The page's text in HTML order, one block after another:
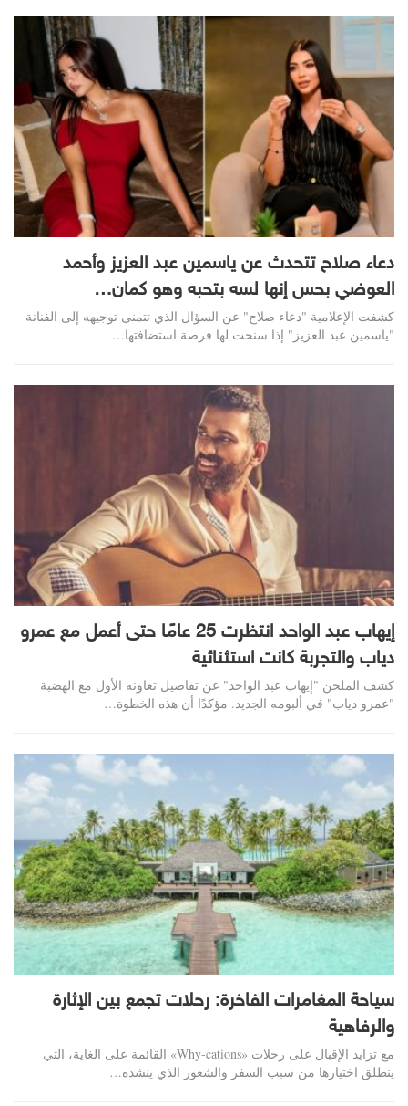
دعاء صلاح تتحدث عن ياسمين عبد العزيز وأحمد
العوضي بحس إنها لسه بتحبه وهو كمان…
كشفت الإعلامية "دعاء صلاح" عن السؤال الذي تتمنى توجيهه إلى الفنانة
"ياسمين عبد العزيز" إذا سنحت لها فرصة استضافتها…
إيهاب عبد الواحد انتظرت 25 عامًا حتى أعمل مع عمرو
دياب والتجربة كانت استثنائية
كشف الملحن "إيهاب عبد الواحد" عن تفاصيل تعاونه الأول مع الهضبة
"عمرو دياب" في ألبومه الجديد. مؤكدًا أن هذه الخطوة…
سياحة المغامرات الفاخرة: رحلات تجمع بين الإثارة
والرفاهية
مع تزايد الإقبال على رحلات «Why-cations» القائمة على الغاية، التي
ينطلق اختيارها من سبب السفر والشعور الذي ينشده…